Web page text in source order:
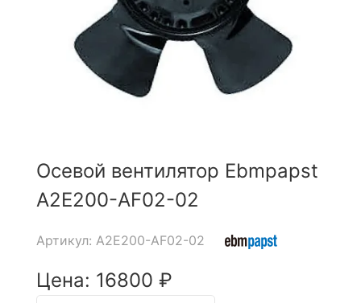
Осевой вентилятор Ebmpapst
A2E200-AF02-02
Артикул: A2E200-AF02-02
Цена: 16800 ₽